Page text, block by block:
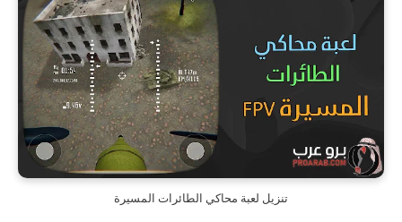
تنزيل لعبة محاكي الطائرات المسيرة